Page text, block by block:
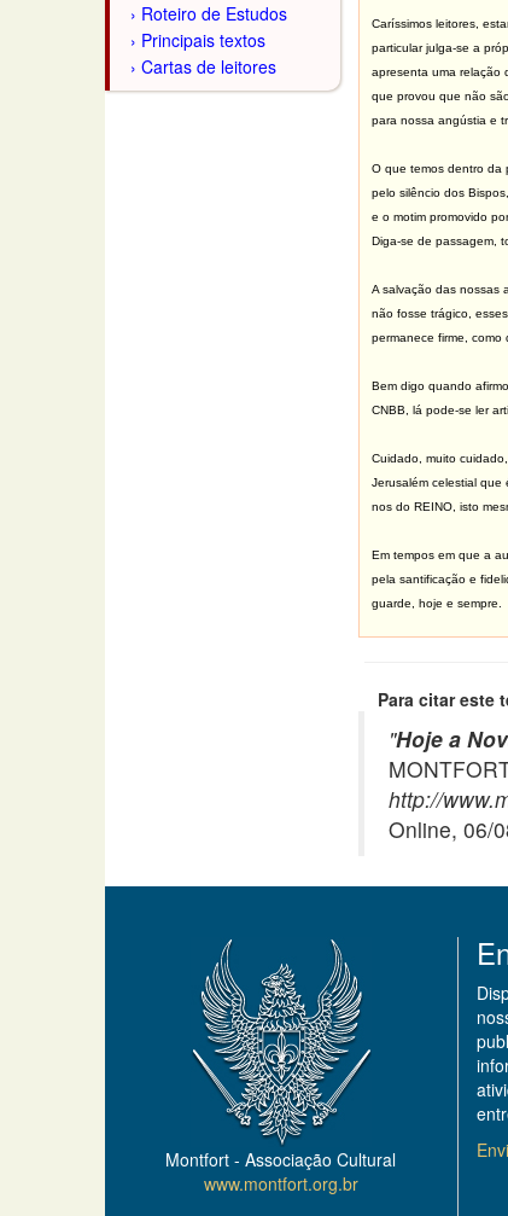
Roteiro de Estudos
Principais textos
Cartas de leitores
Caríssimos leitores,
particular julga-se a
apresenta uma relação
que provou que não
para nossa angústia e
O que temos dentro da
pelo silêncio dos
e o motim promovido
Diga-se de passagem,
A salvação das nossas
não fosse trágico,
permanece firme, como
Bem digo quando
CNBB, lá pode-se ler
Cuidado, muito
Jerusalém celestial
nos do REINO, isto
Em tempos em que a
pela santificação e
guarde, hoje e sempre.
Para citar este
"Hoje a
http://
Online, 06/
Montfort - Associação Cultural
www.montfort.org.br